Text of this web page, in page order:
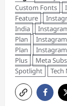
Custom Fonts
Feature
India
Plan
Plan
Plus
Meta
Spotlight
Tech